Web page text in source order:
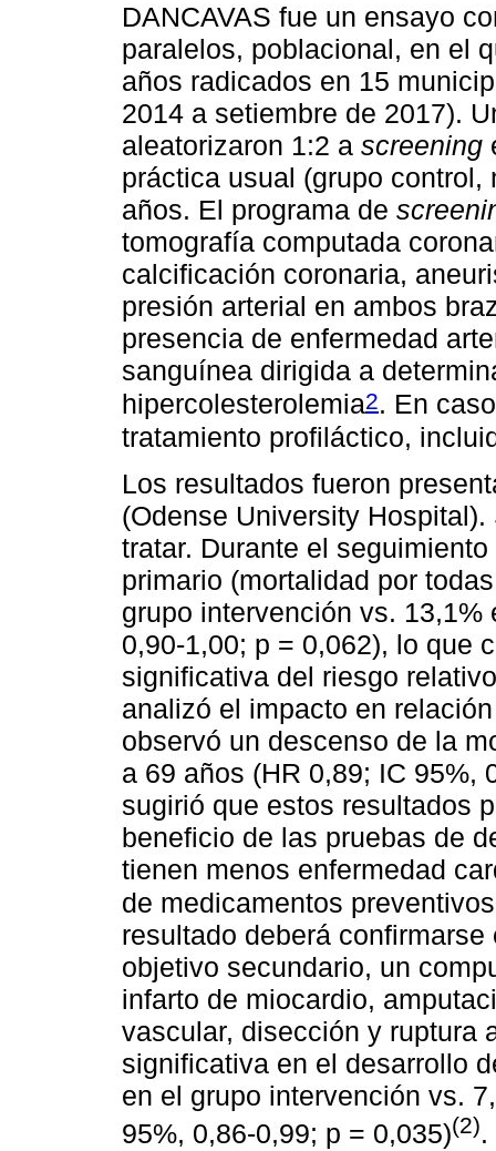
DANCAVAS fue un ensayo
paralelos, poblacional, en el
años radicados en 15
2014 a setiembre de 2017).
aleatorizaron 1:2 a screening
práctica usual (grupo
años. El programa de
tomografía computada
calcificación coronaria,
presión arterial en ambos
presencia de enfermedad
sanguínea dirigida a
hipercolesterolemia2. En
tratamiento profiláctico,
Los resultados fueron
(Odense University
tratar. Durante el
primario (mortalidad por
grupo intervención vs.
0,90-1,00; p = 0,062), lo que
significativa del riesgo
analizó el impacto en
observó un descenso de la
a 69 años (HR 0,89; IC 95%,
sugirió que estos resultados
beneficio de las pruebas de
tienen menos enfermedad
de medicamentos
resultado deberá
objetivo secundario, un
infarto de miocardio,
vascular, disección y ruptura
significativa en el desarrollo
en el grupo intervención vs.
95%, 0,86-0,99; p = 0,035)(2).